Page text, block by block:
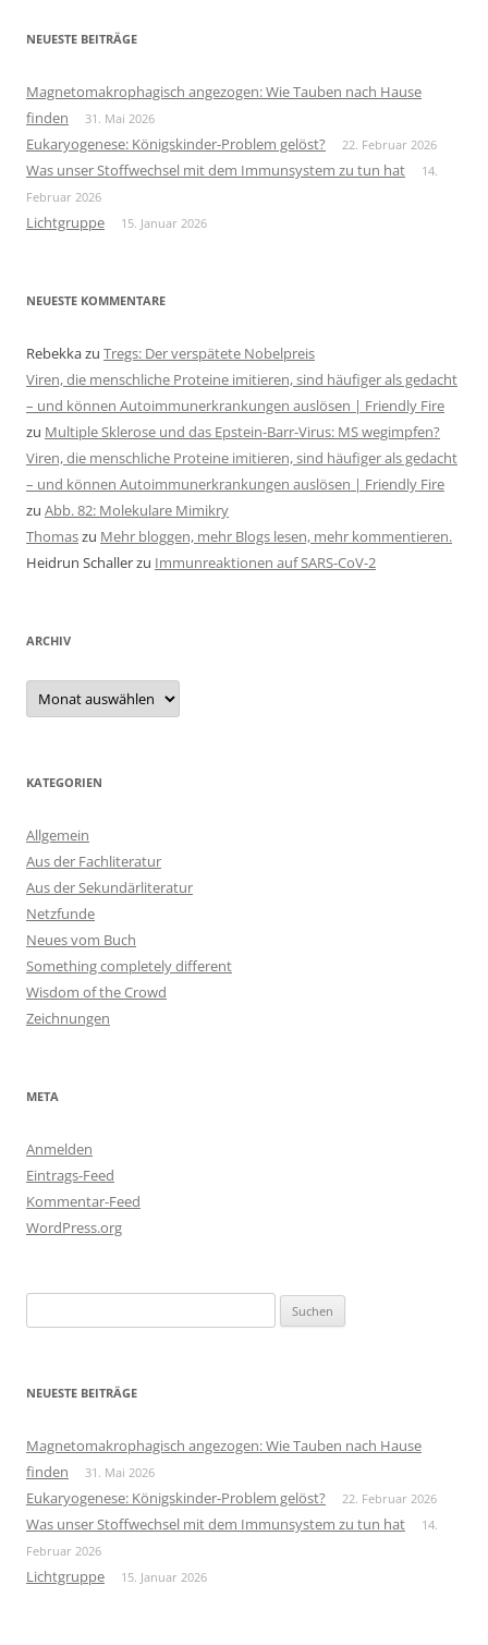
NEUESTE BEITRÄGE
Magnetomakrophagisch angezogen: Wie Tauben nach Hause
finden
31. Mai 2026
Eukaryogenese: Königskinder-Problem gelöst? 22. Februar 2026
Was unser Stoffwechsel mit dem Immunsystem zu tun hat
14.
Februar 2026
Lichtgruppe 15. Januar 2026
NEUESTE KOMMENTARE
Rebekkazu Tregs: Der verspätete Nobelpreis
Viren, die menschliche Proteine imitieren, sind häufiger als gedacht
– und können Autoimmunerkrankungen auslösen | Friendly Fire
zu Multiple Sklerose und das Epstein-Barr-Virus: MS wegimpfen?
Viren, die menschliche Proteine imitieren, sind häufiger als gedacht
– und können Autoimmunerkrankungen auslösen | Friendly Fire
zu Abb. 82: Molekulare Mimikry
Thomaszu Mehr bloggen, mehr Blogs lesen, mehr kommentieren.
Heidrun Schallerzu Immunreaktionen auf SARS-CoV-2
ARCHIV
Archiv
KATEGORIEN
Allgemein
Aus der Fachliteratur
Aus der Sekundärliteratur
Netzfunde
Neues vom Buch
Something completely different
Wisdom of the Crowd
Zeichnungen
META
Anmelden
Eintrags-Feed
Kommentar-Feed
WordPress.org
nach:
NEUESTE BEITRÄGE
Magnetomakrophagisch angezogen: Wie Tauben nach Hause
finden
31. Mai 2026
Eukaryogenese: Königskinder-Problem gelöst? 22. Februar 2026
Was unser Stoffwechsel mit dem Immunsystem zu tun hat
14.
Februar 2026
Lichtgruppe 15. Januar 2026